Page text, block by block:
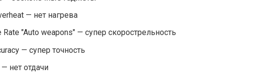
— нет нагрева
Rate "Auto weapons" — супер скорострельность
— супер точность
нет отдачи